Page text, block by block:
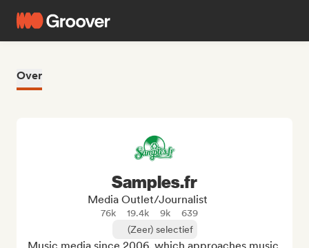
Over
Samples.fr
Media Outlet/Journalist
76k 19.4k 9k
639
(Zeer) selectief